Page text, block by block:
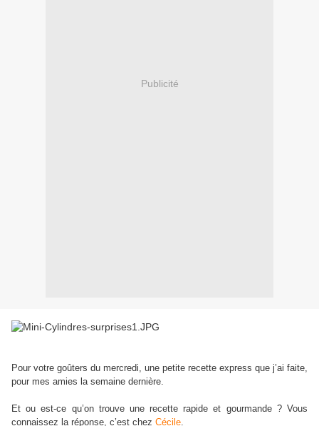
Publicité
Pour votre goûters du mercredi, une petite recette express que j’ai faite,
pour mes amies la semaine dernière.
Et ou est-ce qu’on trouve une recette rapide et gourmande ? Vous
connaissez la réponse, c’est chez Cécile.